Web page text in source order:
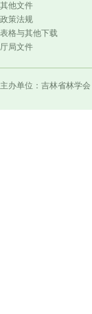
其他文件
政策法规
表格与其他下载
厅局文件
主办单位：吉林省林学